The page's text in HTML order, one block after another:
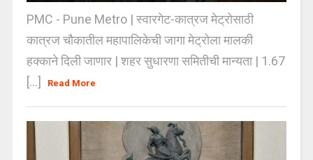
PMC - Pune Metro | स्वारगेट-कात्रज मेट्रोसाठी
कात्रज चौकातील महापालिकेची जागा मेट्रोला मालकी
हक्काने दिली जाणार | शहर सुधारणा समितीची मान्यता | 1.67
[...]
Read More